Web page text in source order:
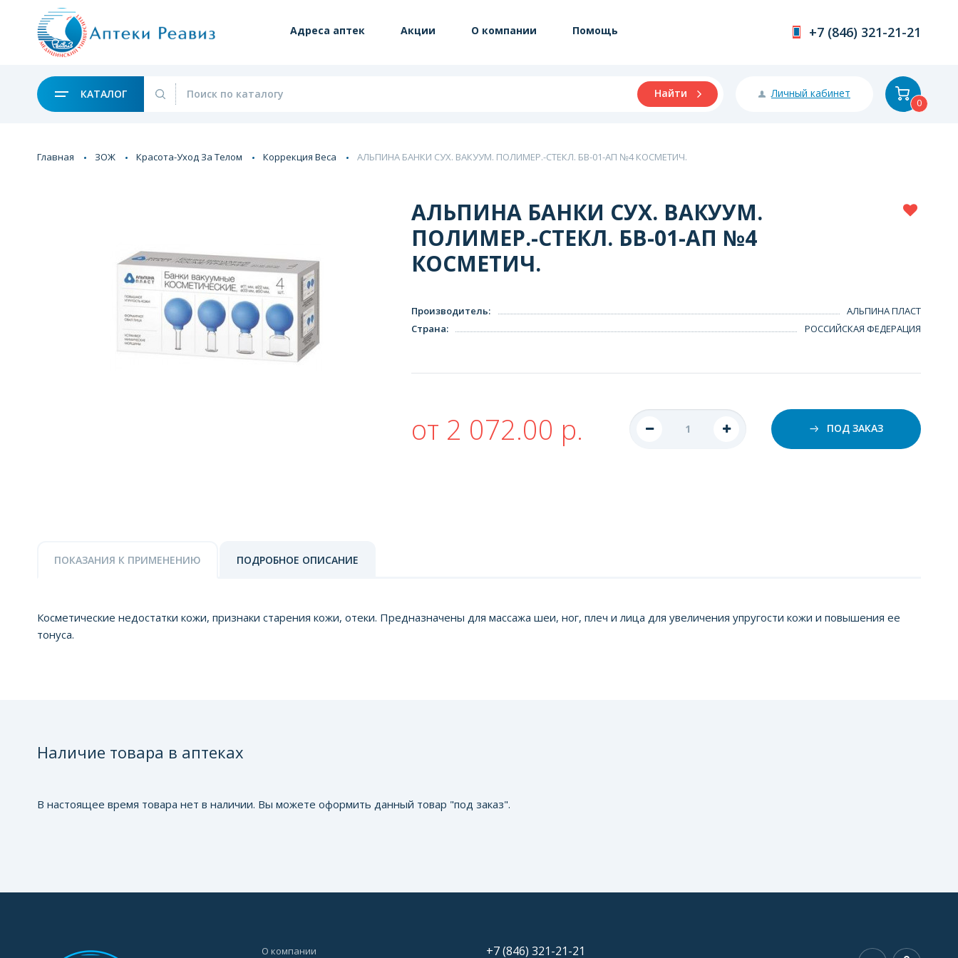
Адреса аптек Акции О компании Помощь +7 (846) 321-21-21
КАТАЛОГ Найти Личный кабинет
0
Главная ЗОЖ Красота-Уход За Телом Коррекция Веса АЛЬПИНА БАНКИ СУХ. ВАКУУМ. ПОЛИМЕР.-СТЕКЛ. БВ-01-АП №4 КОСМЕТИЧ.
АЛЬПИНА БАНКИ СУХ. ВАКУУМ.
ПОЛИМЕР.-СТЕКЛ. БВ-01-АП №4
КОСМЕТИЧ.
Производитель:
АЛЬПИНА ПЛАСТ
Страна: РОССИЙСКАЯ ФЕДЕРАЦИЯ
от 2 072.00 р. ПОД ЗАКАЗ
ПОКАЗАНИЯ К ПРИМЕНЕНИЮ ПОДРОБНОЕ ОПИСАНИЕ
Косметические недостатки кожи, признаки старения кожи, отеки. Предназначены для массажа шеи, ног, плеч и лица для увеличения упругости кожи и повышения ее
тонуса.
Наличие товара в аптеках
В настоящее время товара нет в наличии. Вы можете оформить данный товар "под заказ".
О компании +7 (846) 321-21-21